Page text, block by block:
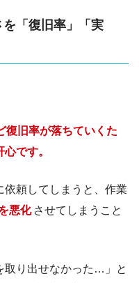
「復旧率」「実
復旧率が落ちていくた
です。
依頼してしまうと、作業
悪化 させてしまうこと
取り出せなかった…」と